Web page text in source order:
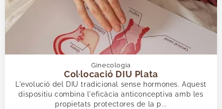
Ginecologia
Col·locació DIU Plata
L'evolució del DIU tradicional sense hormones. Aquest
dispositiu combina l'eficàcia anticonceptiva amb les
propietats protectores de la p...